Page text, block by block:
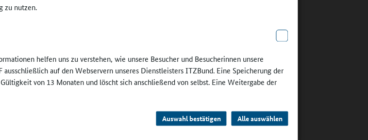
zu nutzen.
helfen uns zu verstehen, wie unsere Besucher und Besucherinnen unsere
auf den Webservern unseres Dienstleisters ITZBund. Eine Speicherung der
von 13 Monaten und löscht sich anschließend von selbst. Eine Weitergabe der
Auswahl bestätigen Alle auswählen
Qualitätszentrums für Ernährung in Kita und
nehmen. Zentrale Fragestellungen sind unter anderem,
Schüler und ihre Eltern für die Schulverpflegung
beim Bau- oder Umbau von Küchen und Mensen
Praxis der Gemeinschaftsverpflegung vertiefte Einblicke,